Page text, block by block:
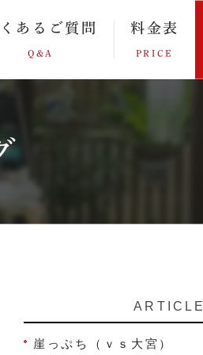
あるご質問
Q&A
料金表
PRICE
ARTICLE
崖っぷち（ｖｓ大宮）